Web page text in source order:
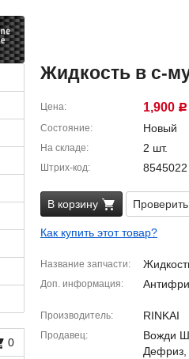
Жидкость в с-
Цена 1,900 Р
Состояние Новый
На складе 2 шт.
Штрих-код 8545022
В корзину
Как купить этот товар?
Название запчасти
Доп. информация
Производитель RINKAI
Продавец
Вожди
Дефриз,
0